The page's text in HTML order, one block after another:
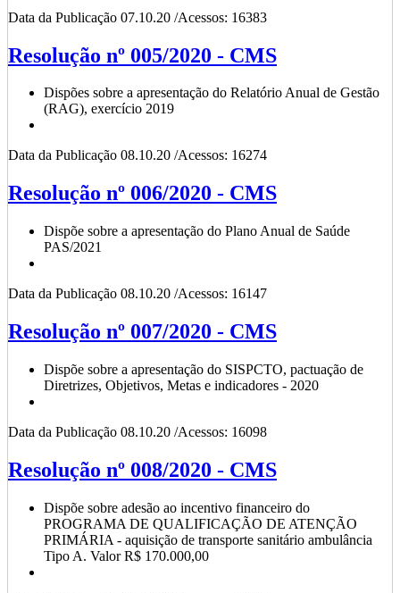
Data da Publicação 07.10.20 /Acessos: 16383
Resolução nº 005/2020 - CMS
Dispões sobre a apresentação do Relatório Anual de Gestão
(RAG), exercício 2019
Data da Publicação 08.10.20 /Acessos: 16274
Resolução nº 006/2020 - CMS
Dispõe sobre a apresentação do Plano Anual de Saúde
PAS/2021
Data da Publicação 08.10.20 /Acessos: 16147
Resolução nº 007/2020 - CMS
Dispõe sobre a apresentação do SISPCTO, pactuação de
Diretrizes, Objetivos, Metas e indicadores - 2020
Data da Publicação 08.10.20 /Acessos: 16098
Resolução nº 008/2020 - CMS
Dispõe sobre adesão ao incentivo financeiro do
PROGRAMA DE QUALIFICAÇÃO DE ATENÇÃO
PRIMÁRIA - aquisição de transporte sanitário ambulância
Tipo A. Valor R$ 170.000,00